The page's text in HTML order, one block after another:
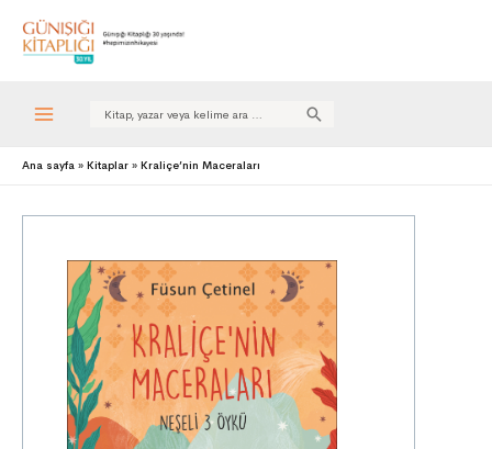
Search
Ana sayfa Kitaplar Kraliçe’nin Maceraları